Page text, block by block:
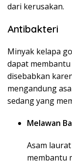
dari kerusakan.
Antibakteri
Minyak kelapa
dapat
disebabkan
mengandung
sedang yang
Melawan
Asam
membantu